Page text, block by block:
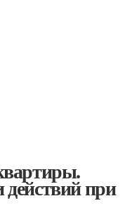
действий при